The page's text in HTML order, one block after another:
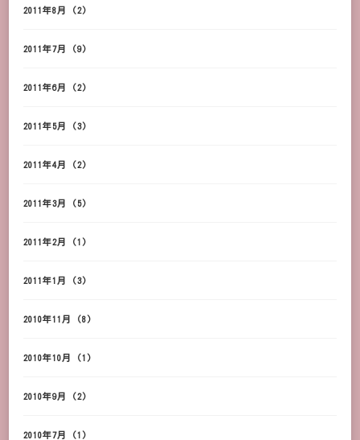
2011年8月 (2)
2011年7月 (9)
2011年6月 (2)
2011年5月 (3)
2011年4月 (2)
2011年3月 (5)
2011年2月 (1)
2011年1月 (3)
2010年11月 (8)
2010年10月 (1)
2010年9月 (2)
2010年7月 (1)